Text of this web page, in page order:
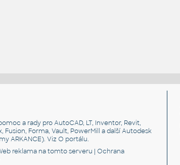
a rady pro AutoCAD, LT, Inventor, Revit,
Fusion, Forma, Vault, PowerMill a další Autodesk
ARKANCE). VizO portálu.
reklama na tomto serveru |Ochrana